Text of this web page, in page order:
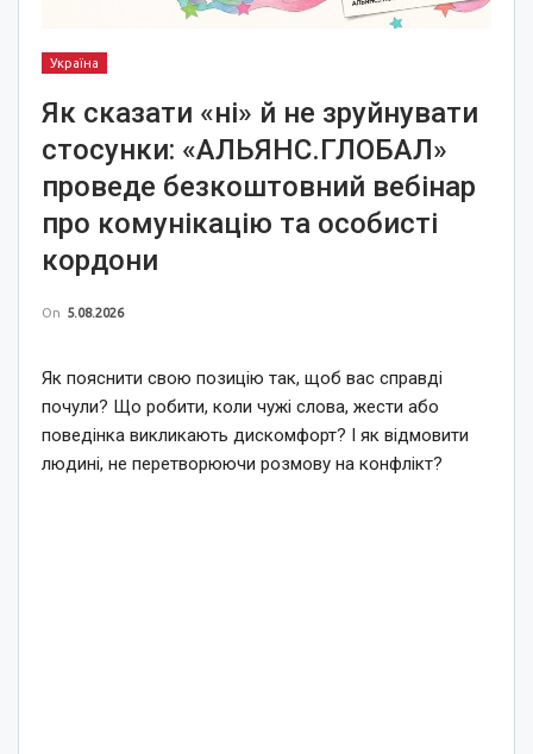
Україна
Як сказати «ні» й не зруйнувати
стосунки: «АЛЬЯНС.ГЛОБАЛ»
проведе безкоштовний вебінар
про комунікацію та особисті
кордони
On 5.08.2026
Як пояснити свою позицію так, щоб вас справді
почули? Що робити, коли чужі слова, жести або
поведінка викликають дискомфорт? І як відмовити
людині, не перетворюючи розмову на конфлікт?